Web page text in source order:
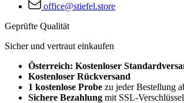
office@stiefel.store
Geprüfte Qualität
Sicher und vertraut einkaufen
Österreich: Kostenloser
Kostenloser Rückversand
1 kostenlose Probe zu jeder Bestellung
Sichere Bezahlung mit SSL-